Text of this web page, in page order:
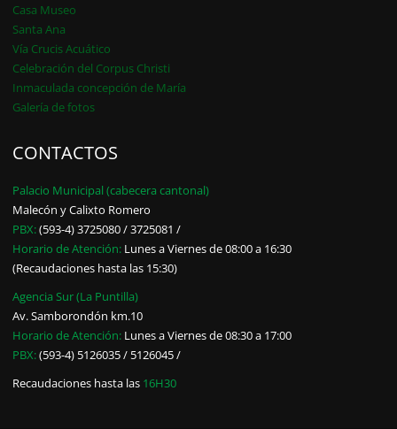
Casa Museo
Santa Ana
Vía Crucis Acuático
Celebración del Corpus Christi
Inmaculada concepción de María
Galería de fotos
CONTACTOS
Palacio Municipal (cabecera cantonal)
Malecón y Calixto Romero
PBX:(593-4) 3725080 / 3725081 /
Horario de Atención: Lunes a Viernes de 08:00 a 16:30
(Recaudaciones hasta las 15:30)
Agencia Sur (La Puntilla)
Av. Samborondón km.10
Horario de Atención: Lunes a Viernes de 08:30 a 17:00
PBX:(593-4) 5126035 / 5126045 /
Recaudaciones hasta las 16H30